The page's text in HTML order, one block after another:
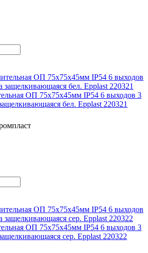
ОП 75х75х45мм IP54 6 выходов 3
бел. Epplast 220321
ОП 75х75х45мм IP54 6 выходов 3
сер. Epplast 220322